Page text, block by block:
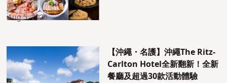
Aug 5, 2026
【沖繩・名護】沖繩The Ritz-
Carlton Hotel全新翻新！全新
餐廳及超過30款活動體驗